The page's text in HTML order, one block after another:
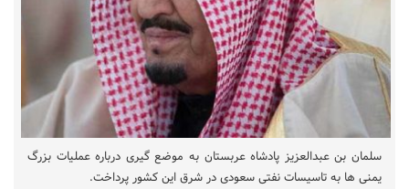
سلمان بن عبدالعزیز پادشاه عربستان به موضع گیری درباره عملیات بزرگ
یمنی ها به تاسیسات نفتی سعودی در شرق این کشور پرداخت.